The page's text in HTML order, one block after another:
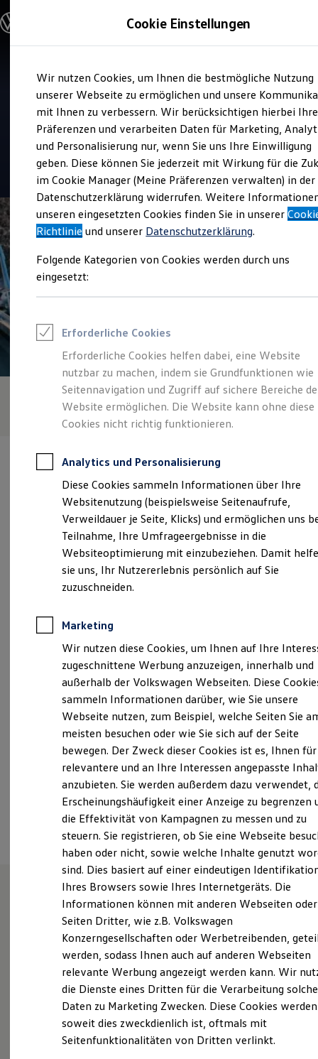
Hauptinhalt
springen
Footer
springen
Modelle und Konfigurator
Modelle vergleichen
Elektroautos
ENERGY Sondermodelle
Nutzfahrzeuge
SUV und CUV
Familienautos
Kombis
Kompaktwagen
Sportwagen
Schnell verfügbare Fahrzeuge
Angebote und Produkte
Aktuelle Angebote
E-Auto-Förderung
Volkswagen Marktplatz
Junge Gebrauchtwagen und Gebrauchtwagen
Volkswagen Zertifizierte Gebrauchtwagen
Zubehör- und Serviceangebote
Leasing
Leasing-Angebote
Gebrauchtwagen Leasing
Junge Gebrauchtwagen-Leasing
Elektroauto Leasing
Kleinwagen-Leasing
Leasing ohne Anzahlung
Finanzierung
Kfz-Versicherung
Restschuldversicherungen
Garantien
Wartungsverträge
Geschäftskunden
Professional Class bei Volkswagen
Großkunden
Behörden
Direktkunden
Sonderfahrzeuge
Anpfiff zum Gewinn
Elektroautos
ID. Tutorials
Elektrofahrzeugkonzepte
Reichweite
Reichweite der ID. Modelle
Reichweite im Winter
Laden
Laden unterwegs
Laden Zuhause
Ladestationen finden
Ladezeitensimulator
Batterie
Sicherheit
Garantie und Lebensdauer
Nachhaltigkeit
Technologie
Kosten und Kauf
Verbrauchskosten
Kaufoptionen
E-Auto-Förderung
Software und Konnektivität
ID. Software Versionen und Updates
Digitale Extras
Schnittstellen zu Ihrem ID.
Hybridautos
Marke und Erlebnis
Volkswagen R und R Experience
R-Modelle
Driving Experience
Volkswagen entdecken
Verkauf und Service
Autohaus Künzig + Bleuel
Top Kundenzufriedenheit Verkauf 2026
4.8|304 Bewertungen
Verantwortlich für die Inhalte auf dieser Seite ist die Künzig +
Bleuel GmbH (Impressum & Rechtliches)
Mörswiesenstraße 30, 63741 Aschaffenburg
kontakt@kuenzig-bleuel.de
+49 6021 35150
Montag - Freitag 07:00 18:00
Uhr
Samstag
08:00 -12:00 Uhr
Sonntag
Geschlossen
Ansprechpartner
Wie können wir
Ihnen weiterhelfen?
Probefahrt vereinbaren
Cookie Einstellungen
Wir nutzen Cookies, um Ihnen die bestmögliche Nutzung
unserer Webseite zu ermöglichen und unsere
mit Ihnen zu verbessern. Wir berücksichtigen hierbei Ihre
Präferenzen und verarbeiten Daten für Marketing,
und Personalisierung nur, wenn Sie uns Ihre Einwilligung
geben. Diese können Sie jederzeit mit Wirkung für die
im Cookie Manager (Meine Präferenzen verwalten) in der
Datenschutzerklärung widerrufen. Weitere
unseren eingesetzten Cookies finden Sie in unserer
Richtlinie und unserer Datenschutzerklärung.
Folgende Kategorien von Cookies werden durch uns
eingesetzt:
Erforderliche Cookies
Erforderliche Cookies helfen dabei, eine Website
nutzbar zu machen, indem sie Grundfunktionen wie
Seitennavigation und Zugriff auf sichere Bereiche
Website ermöglichen. Die Website kann ohne diese
Cookies nicht richtig funktionieren.
Analytics und Personalisierung
Diese Cookies sammeln Informationen über Ihre
Websitenutzung (beispielsweise Seitenaufrufe,
Verweildauer je Seite, Klicks) und ermöglichen uns
Teilnahme, Ihre Umfrageergebnisse in die
Websiteoptimierung mit einzubeziehen. Damit
sie uns, Ihr Nutzererlebnis persönlich auf Sie
zuzuschneiden.
Marketing
Wir nutzen diese Cookies, um Ihnen auf Ihre
zugeschnittene Werbung anzuzeigen, innerhalb und
außerhalb der Volkswagen Webseiten. Diese
sammeln Informationen darüber, wie Sie unsere
Webseite nutzen, zum Beispiel, welche Seiten Sie
meisten besuchen oder wie Sie sich auf der Seite
bewegen. Der Zweck dieser Cookies ist es, Ihnen für
relevantere und an Ihre Interessen angepasste
anzubieten. Sie werden außerdem dazu verwendet,
Erscheinungshäufigkeit einer Anzeige zu begrenzen
die Effektivität von Kampagnen zu messen und zu
steuern. Sie registrieren, ob Sie eine Webseite
haben oder nicht, sowie welche Inhalte genutzt
sind. Dies basiert auf einer eindeutigen
Ihres Browsers sowie Ihres Internetgeräts. Die
Informationen können mit anderen Webseiten oder
Seiten Dritter, wie z.B. Volkswagen
Konzerngesellschaften oder Werbetreibenden,
werden, sodass Ihnen auch auf anderen Webseiten
relevante Werbung angezeigt werden kann. Wir
die Dienste eines Dritten für die Verarbeitung
Daten zu Marketing Zwecken. Diese Cookies
soweit dies zweckdienlich ist, oftmals mit
Seitenfunktionalitäten von Dritten verlinkt.